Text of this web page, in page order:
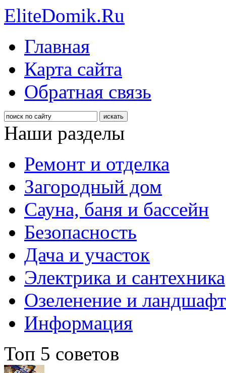
EliteDomik.Ru
Главная
Карта сайта
Обратная связь
Наши разделы
Ремонт и отделка
Загородный дом
Сауна, баня и бассейн
Безопасность
Дача и участок
Электрика и сантехника
Озеленение и
Информация
Топ 5 советов